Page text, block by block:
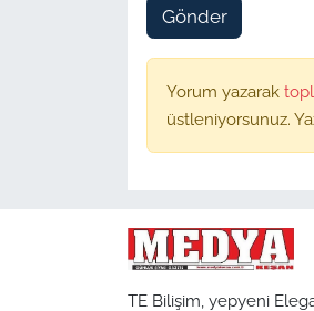
Gönder
Yorum yazarak
üstleniyorsunuz.
TE Bilişim, yepyeni